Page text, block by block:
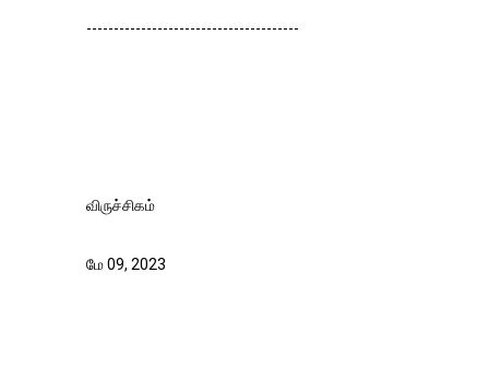
---------------------------------------
விருச்சிகம்
மே 09, 2023